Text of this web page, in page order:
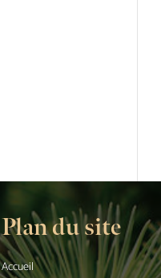
Plan du site
Accueil